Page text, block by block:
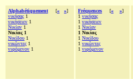
Alphabétiquement [« »]
νικήσας 1
νικήσειεν 1
Νικίαν 1
Νικίας 1
Νικίδου 1
νικῶντες 1
νιφόμενον 1
Fréquences [« »]
1 νικήσας
1 νικήσειεν
1 Νικίαν
1 Νικίας
1 Νικίδου
1 νικῶντες
1 νιφόμενον